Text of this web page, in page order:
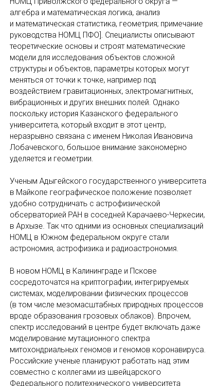
алгебра и математическая логика, анализ
и математическая статистика, геометрия; примечание
руководства НОМЦ ПФО]. Специалисты описывают
теоретические основы и строят математические
модели для исследования объектов сложной
структуры и объектов, параметры которых могут
меняться от точки к точке, например под
воздействием гравитационных, электромагнитных,
вибрационных и других внешних полей. Однако
поскольку история Казанского федерального
университета, который входит в этот центр,
неразрывно связана с именем Николая Ивановича
Лобачевского, большое внимание закономерно
уделяется и геометрии.
Ученым Адыгейского государственного университета
в Майкопе географическое положение позволяет
удобно сотрудничать с астрофизической
обсерваторией РАН в соседней Карачаево-Черкесии,
в Архызе. Так что одними из основных специализаций
НОМЦ в Южном федеральном округе стали
астрономия, астрофизика и радиоастрономия.
В новом НОМЦ в Калининграде и Пскове
сосредоточатся на криптографии, интегрируемых
системах, моделировании физических процессов
(в том числе мезомасштабных природных процессов
вроде образования грозовых облаков). Впрочем,
спектр исследований в центре будет включать даже
моделирование мутационного спектра
митохондриальных геномов и геномов коронавируса.
Российские ученые планируют работать над этим
совместно с коллегами из швейцарского
Федерального политехнического университета